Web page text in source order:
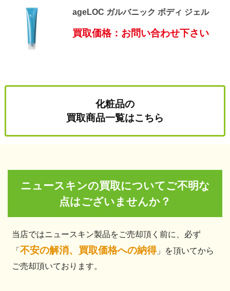
ageLOC ガルバニック ボディ ジェル
買取価格：お問い合わせ下さい
化粧品の
買取商品一覧はこちら
ニュースキンの買取についてご不明な
点はございませんか？
当店ではニュースキン製品をご売却頂く前に、必ず
「不安の解消、買取価格への納得」を頂いてから
ご売却頂いております。